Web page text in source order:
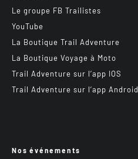
Le groupe FB Trailistes
YouTube
La Boutique Trail Adventure
La Boutique Voyage à Moto
Trail Adventure sur l’app IOS
Trail Adventure sur l’app Android
Nos événements